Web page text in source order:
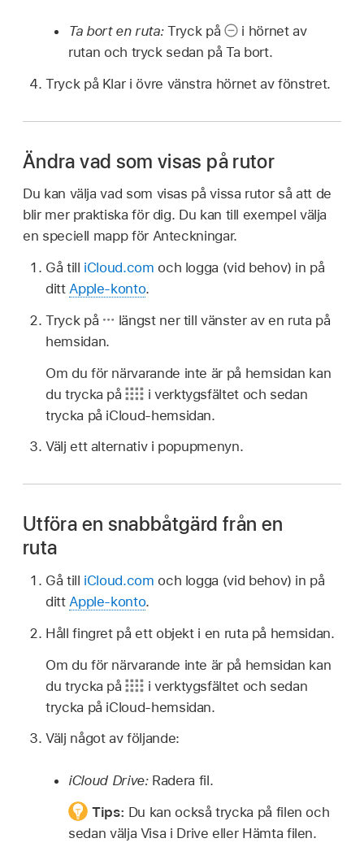
Ta bort en ruta:Tryck på
i hörnet av
rutan och tryck sedan på Ta bort.
Tryck på Klar i övre vänstra hörnet av fönstret.
Ändra vad som visas på rutor
Du kan välja vad som visas på vissa rutor så att de
blir mer praktiska för dig. Du kan till exempel välja
en speciell mapp för Anteckningar.
Gå till iCloud.com och logga (vid behov) in på
dittApple-konto.
Tryck på
längst ner till vänster av en ruta på
hemsidan.
Om du för närvarande inte är på hemsidan kan
du trycka på
i verktygsfältet och sedan
trycka på iCloud-hemsidan.
Välj ett alternativ i popupmenyn.
Utföra en snabbåtgärd från en
ruta
Gå till iCloud.com och logga (vid behov) in på
dittApple-konto.
Håll fingret på ett objekt i en ruta på hemsidan.
Om du för närvarande inte är på hemsidan kan
du trycka på
i verktygsfältet och sedan
trycka på iCloud-hemsidan.
Välj något av följande:
iCloud Drive: Radera fil.
Tips: Du kan också trycka på filen och
sedan välja Visa i Drive eller Hämta filen.